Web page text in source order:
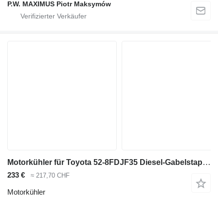
P.W. MAXIMUS Piotr Maksymów
Motorkühler für Toyota 52-8FDJF35 Diesel-Gabelstapler
233 € ≈ 217,70 CHF
Motorkühler